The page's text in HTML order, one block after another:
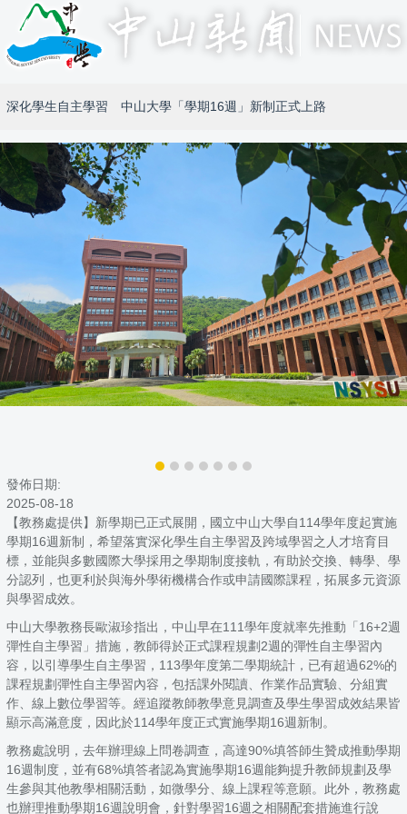
深化學生自主學習 中山大學「學期16週」新制正式上路
發佈日期:
2025-08-18
【教務處提供】新學期已正式展開，國立中山大學自114學年度起實施
學期16週新制，希望落實深化學生自主學習及跨域學習之人才培育目
標，並能與多數國際大學採用之學期制度接軌，有助於交換、轉學、學
分認列，也更利於與海外學術機構合作或申請國際課程，拓展多元資源
與學習成效。
中山大學教務長歐淑珍指出，中山早在111學年度就率先推動「16+2週
彈性自主學習」措施，教師得於正式課程規劃2週的彈性自主學習內
容，以引導學生自主學習，113學年度第二學期統計，已有超過62%的
課程規劃彈性自主學習內容，包括課外閱讀、作業作品實驗、分組實
作、線上數位學習等。經追蹤教師教學意見調查及學生學習成效結果皆
顯示高滿意度，因此於114學年度正式實施學期16週新制。
教務處說明，去年辦理線上問卷調查，高達90%填答師生贊成推動學期
16週制度，並有68%填答者認為實施學期16週能夠提升教師規劃及學
生參與其他教學相關活動，如微學分、線上課程等意願。此外，教務處
也辦理推動學期16週說明會，針對學習16週之相關配套措施進行說